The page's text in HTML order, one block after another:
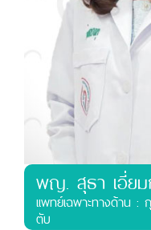
พญ. สุธา เอี่ย
เเพทย์เฉพาะทางด้าน :
ตับ